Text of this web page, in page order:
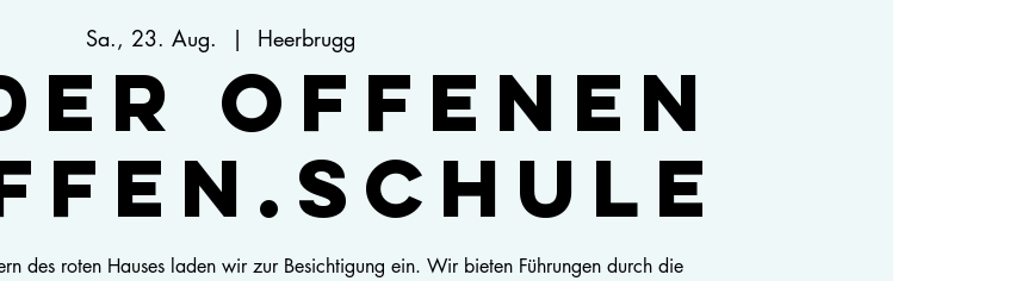
Sa., 23. Aug.
  |
Heerbrugg
offenen
des roten Hauses laden wir zur Besichtigung ein. Wir bieten Führungen durch die